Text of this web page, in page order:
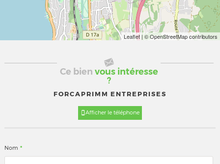
Leaflet | © OpenStreetMap contributors
Ce bien vous intéresse
?
FORCAPRIMM ENTREPRISES
Afficher le téléphone
Nom *